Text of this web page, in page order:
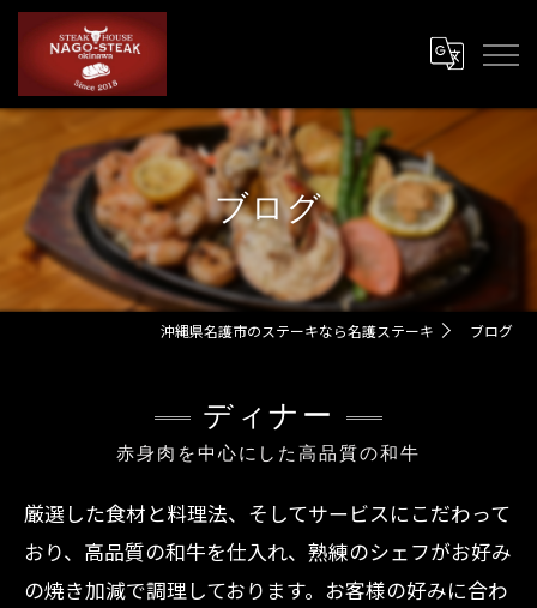
ブログ
沖縄県名護市のステーキなら名護ステーキ ブログ
ディナー
赤身肉を中心にした高品質の和牛
厳選した食材と料理法、そしてサービスにこだわって
おり、高品質の和牛を仕入れ、熟練のシェフがお好み
の焼き加減で調理しております。お客様の好みに合わ